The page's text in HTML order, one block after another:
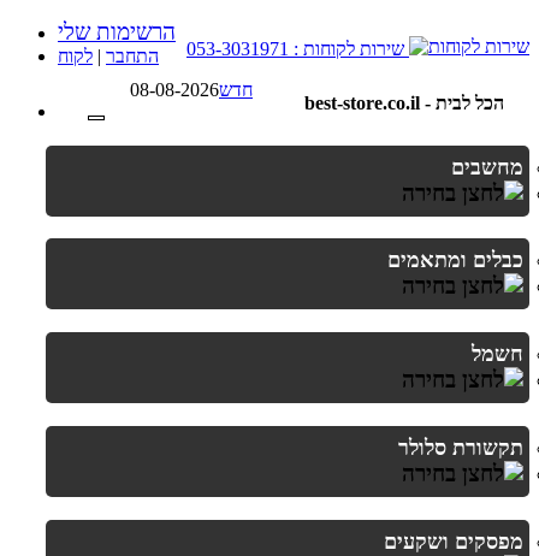
best-store.co.il - הכל לבית
08-08-2026
הרשימות שלי
התחבר | לקוח
חדש
מחשבים
כבלים ומתאמים
חשמל
תקשורת סלולר
מפסקים ושקעים